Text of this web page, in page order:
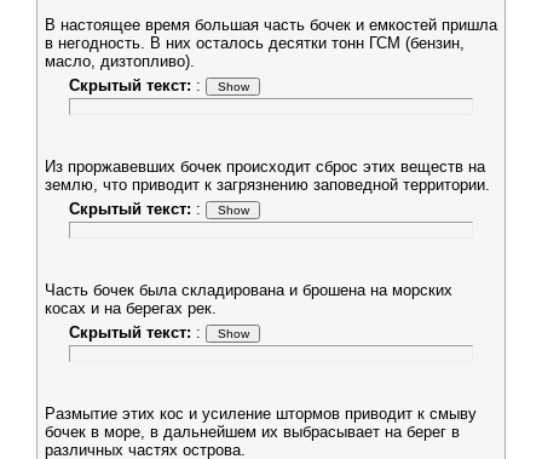
В настоящее время большая часть бочек и емкостей пришла
в негодность. В них осталось десятки тонн ГСМ (бензин,
масло, дизтопливо).
Скрытый текст: :
Из проржавевших бочек происходит сброс этих веществ на
землю, что приводит к загрязнению заповедной территории.
Скрытый текст: :
Часть бочек была складирована и брошена на морских
косах и на берегах рек.
Скрытый текст: :
Размытие этих кос и усиление штормов приводит к смыву
бочек в море, в дальнейшем их выбрасывает на берег в
различных частях острова.